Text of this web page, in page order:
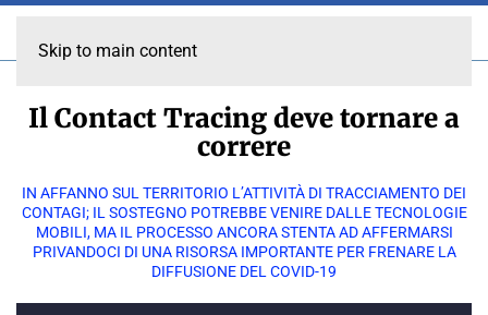
Skip to main content
Il Contact Tracing deve tornare a
correre
IN AFFANNO SUL TERRITORIO L’ATTIVITÀ DI TRACCIAMENTO DEI
CONTAGI; IL SOSTEGNO POTREBBE VENIRE DALLE TECNOLOGIE
MOBILI, MA IL PROCESSO ANCORA STENTA AD AFFERMARSI
PRIVANDOCI DI UNA RISORSA IMPORTANTE PER FRENARE LA
DIFFUSIONE DEL COVID-19